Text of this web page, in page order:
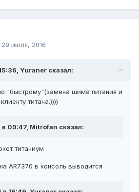
29 июля, 2016
Yuraner сказал:
"быстрому"(замена шима питания и
титана.))))
09:47, Mitrofan сказал:
титаниум
AR7370 в консоль выводится